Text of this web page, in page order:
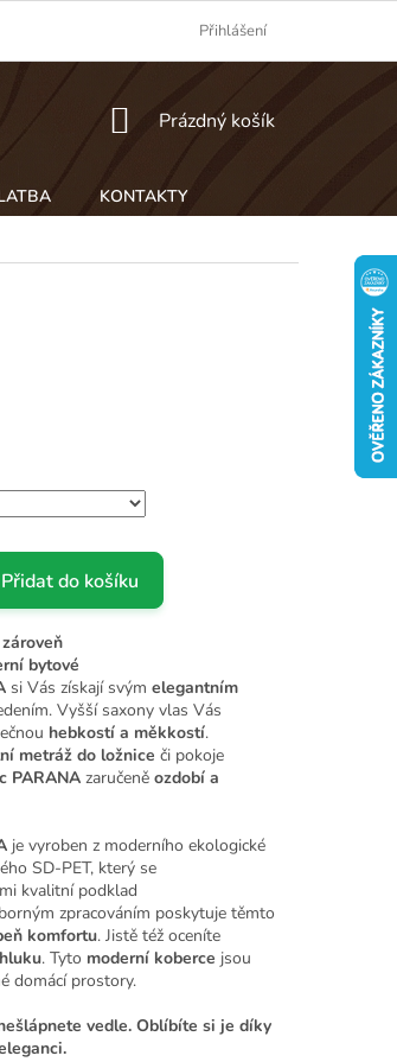
Přihlášení
NÁKUPNÍ
Prázdný košík
KONTAKTY
Přidat do košíku
bytové
si Vás získají svým elegantním
Vyšší saxony vlas Vás
hebkostí a měkkostí.
metráž do ložnice či pokoje
PARANA zaručeně ozdobí a
je vyroben z moderního ekologické
SD-PET, který se
kvalitní podklad
zpracováním poskytuje těmto
komfortu. Jistě též oceníte
. Tyto moderní koberce jsou
domácí prostory.
vedle. Oblíbíte si je díky